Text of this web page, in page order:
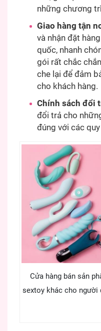
những chương
Giao hàng tận
và nhận đặt
quốc, nhanh
gói rất chắc
che lại để đảm
cho khách hàng.
Chính sách đổi
đổi trả cho
đúng với các
Cửa hàng bán sản
sextoy khác cho người